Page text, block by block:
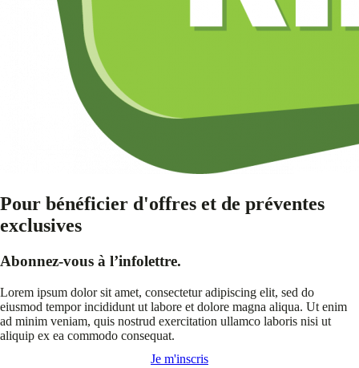
Pour bénéficier d'offres et de préventes
exclusives
Abonnez-vous à l’infolettre.
Lorem ipsum dolor sit amet, consectetur adipiscing elit, sed do
eiusmod tempor incididunt ut labore et dolore magna aliqua. Ut enim
ad minim veniam, quis nostrud exercitation ullamco laboris nisi ut
aliquip ex ea commodo consequat.
Je m'inscris